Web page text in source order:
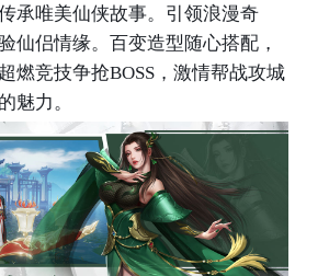
承唯美仙侠故事。引领浪漫奇
仙侣情缘。百变造型随心搭配，
燃竞技争抢BOSS ，激情帮战攻城
魅力。